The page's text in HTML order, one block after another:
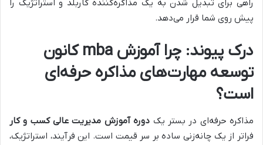
راهی برای تبدیل شدن به یک مذاکره‌کننده کاربلد و استراتژیک را
پیش روی شما قرار می‌دهد.
درک پیوند: چراآموزش mba
کانون
توسعه مهارت‌های مذاکره حرفه‌ای
است؟
مذاکره حرفه‌ای در بستر یک دوره آموزش مدیریت عالی کسب و کار
فراتر از یک چانه‌زنی ساده بر سر قیمت است. این فرآیند، استراتژیک،